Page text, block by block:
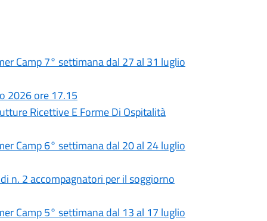
Camp 7° settimana dal 27 al 31 luglio
2026 ore 17.15
Ricettive E Forme Di Ospitalità
Camp 6° settimana dal 20 al 24 luglio
n. 2 accompagnatori per il soggiorno
Camp 5° settimana dal 13 al 17 luglio